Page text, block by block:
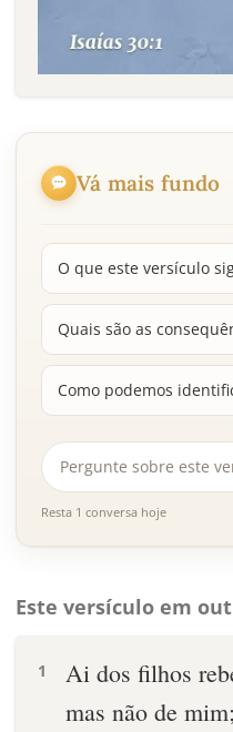
Vá mais fundo
O que este versículo
Quais são as
Como podemos
Resta 1 conversa hoje
Este versículo em
1
Ai dos filhos
mas não de